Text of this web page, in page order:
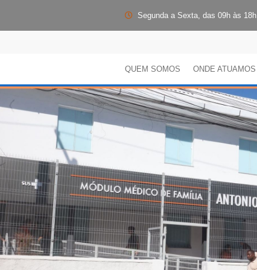
Segunda a Sexta, das 09h às 18h
QUEM SOMOS ONDE ATUAMOS